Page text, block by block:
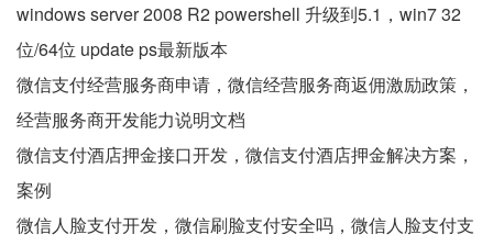
windows server 2008 R2 powershell 升级到5.1，win7 32
位/64位 update ps最新版本
微信支付经营服务商申请，微信经营服务商返佣激励政策，
经营服务商开发能力说明文档
微信支付酒店押金接口开发，微信支付酒店押金解决方案，
案例
微信人脸支付开发，微信刷脸支付安全吗，微信人脸支付支